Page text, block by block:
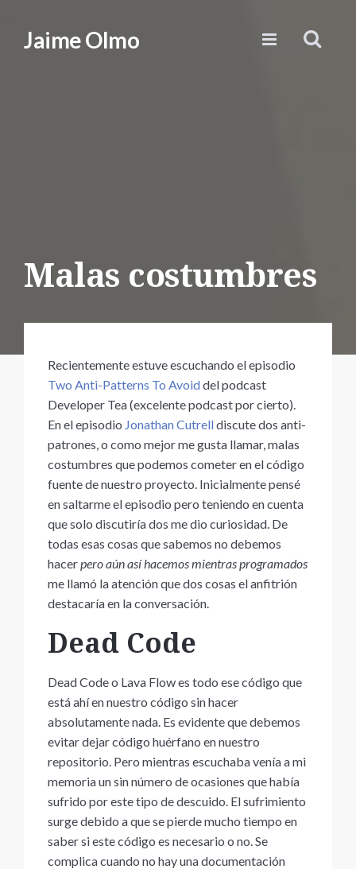
Jaime Olmo
Malas costumbres
Recientemente estuve escuchando el episodio
Two Anti-Patterns To Avoiddel podcast
Developer Tea (excelente podcast por cierto).
En el episodio Jonathan Cutrelldiscute dos anti-
patrones, o como mejor me gusta llamar, malas
costumbres que podemos cometer en el código
fuente de nuestro proyecto. Inicialmente pensé
en saltarme el episodio pero teniendo en cuenta
que solo discutiría dos me dio curiosidad. De
todas esas cosas que sabemos no debemos
hacerpero aún así hacemos mientras programados
me llamó la atención que dos cosas el anfitrión
destacaría en la conversación.
Dead Code
Dead Code o Lava Flow es todo ese código que
está ahí en nuestro código sin hacer
absolutamente nada. Es evidente que debemos
evitar dejar código huérfano en nuestro
repositorio. Pero mientras escuchaba venía a mi
memoria un sin número de ocasiones que había
sufrido por este tipo de descuido. El sufrimiento
surge debido a que se pierde mucho tiempo en
saber si este código es necesario o no. Se
complica cuando no hay una documentación